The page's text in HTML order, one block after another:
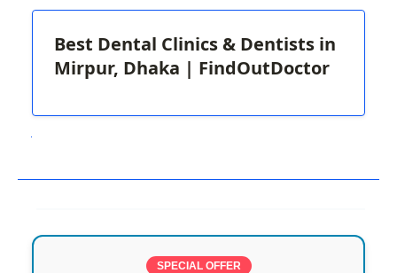
Best Dental Clinics & Dentists in
Mirpur, Dhaka | FindOutDoctor
SPECIAL OFFER